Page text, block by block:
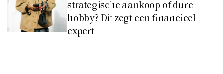
strategische aankoop of dure
hobby? Dit zegt een financieel
expert